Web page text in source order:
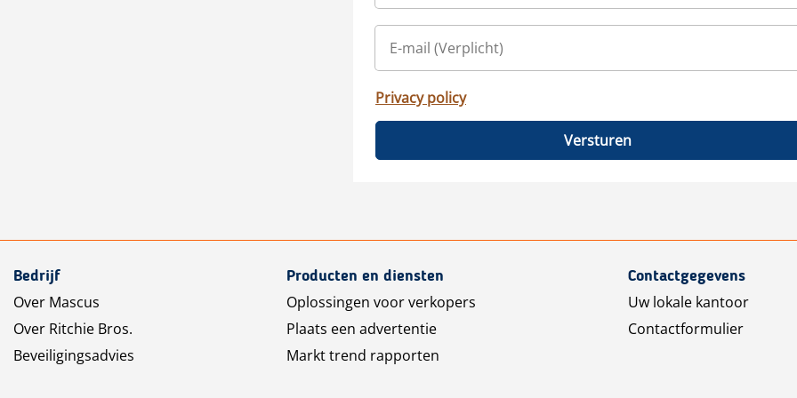
Privacy policy
Versturen
Bedrijf
Over Mascus
Over Ritchie Bros.
Beveiligingsadvies
Producten en diensten
Oplossingen voor verkopers
Plaats een advertentie
Markt trend rapporten
Contactgegevens
Uw lokale kantoor
Contactformulier